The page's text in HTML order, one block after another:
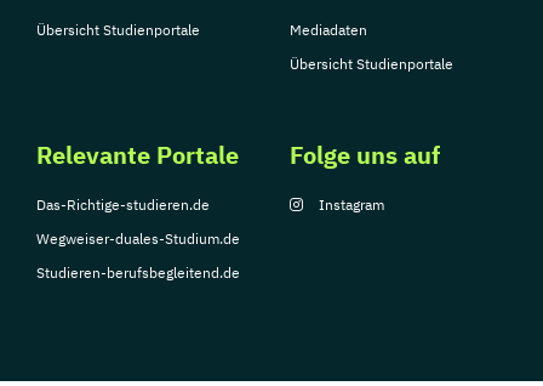
Übersicht Studienportale
Mediadaten
Übersicht Studienportale
Relevante Portale
Das-Richtige-studieren.de
Wegweiser-duales-Studium.de
Studieren-berufsbegleitend.de
Folge uns auf
Instagram